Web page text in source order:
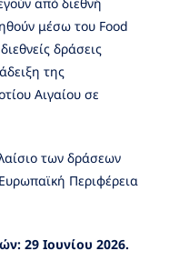
μέσω του Food
δράσεις
της
Αιγαίου σε
των δράσεων
Περιφέρεια
29 Ιουνίου 2026.